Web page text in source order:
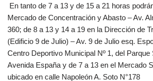
En tanto de 7 a 13 y de 15 a 21 horas
Mercado de Concentración y Abasto – Av.
360; de 8 a 13 y 14 a 19 en la Dirección de
(Edificio 9 de Julio) – Av. 9 de Julio esq.
Centro Deportivo Municipal Nº 1, del
Avenida España y de 7 a 13 en el Mercado
ubicado en calle Napoleón A. Soto N°178